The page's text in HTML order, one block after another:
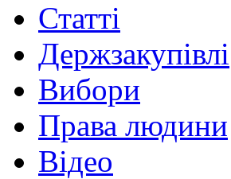
Статті
Держзакупівлі
Вибори
Права людини
Відео